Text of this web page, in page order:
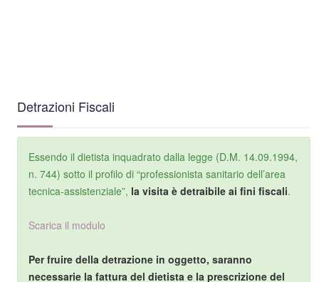
Detrazioni Fiscali
Essendo il dietista inquadrato dalla legge (D.M. 14.09.1994,
n. 744) sotto il profilo di “professionista sanitario dell’area
tecnica-assistenziale”, la visita è detraibile ai fini fiscali.
Scarica il modulo
Per fruire della detrazione in oggetto, saranno
necessarie la fattura del dietista e la prescrizione del